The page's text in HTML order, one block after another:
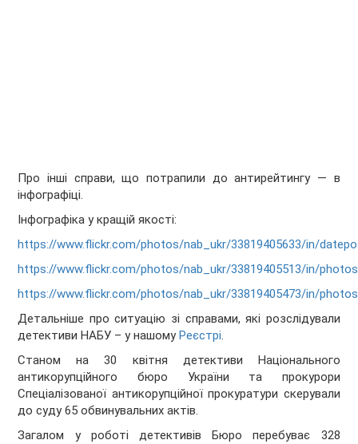
Про інші справи, що потрапили до антирейтингу — в
інфографіці.
Інфографіка у кращій якості:
https://www.flickr.com/photos/nab_ukr/33819405633/in/
https://www.flickr.com/photos/nab_ukr/33819405513/in/
https://www.flickr.com/photos/nab_ukr/33819405473/in/
Детальніше про ситуацію зі справами, які розслідували
детективи НАБУ – у нашому Реєстрі.
Станом на 30 квітня детективи Національного
антикорупційного бюро України та прокурори
Спеціалізованої антикорупційної прокуратури скерували
до суду 65 обвинувальних актів.
Загалом у роботі детективів Бюро перебуває 328